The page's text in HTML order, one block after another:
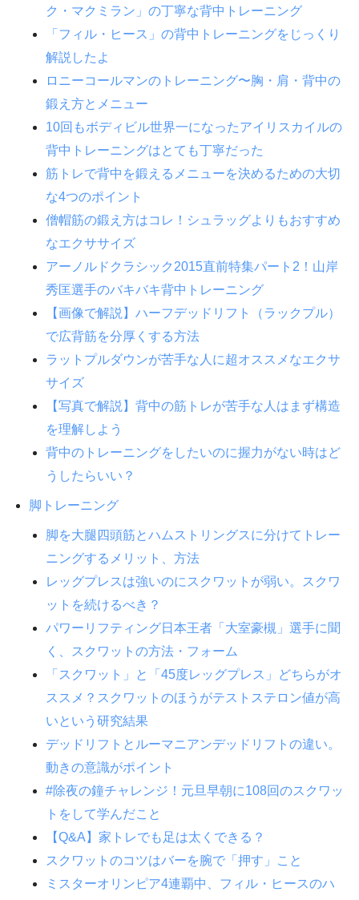
ク・マクミラン」の丁寧な背中トレーニング
「フィル・ヒース」の背中トレーニングをじっくり
解説したよ
ロニーコールマンのトレーニング〜胸・肩・背中の
鍛え方とメニュー
10回もボディビル世界一になったアイリスカイルの
背中トレーニングはとても丁寧だった
筋トレで背中を鍛えるメニューを決めるための大切
な4つのポイント
僧帽筋の鍛え方はコレ！シュラッグよりもおすすめ
なエクササイズ
アーノルドクラシック2015直前特集パート2！山岸
秀匡選手のバキバキ背中トレーニング
【画像で解説】ハーフデッドリフト（ラックプル）
で広背筋を分厚くする方法
ラットプルダウンが苦手な人に超オススメなエクサ
サイズ
【写真で解説】背中の筋トレが苦手な人はまず構造
を理解しよう
背中のトレーニングをしたいのに握力がない時はど
うしたらいい？
脚トレーニング
脚を大腿四頭筋とハムストリングスに分けてトレー
ニングするメリット、方法
レッグプレスは強いのにスクワットが弱い。スクワ
ットを続けるべき？
パワーリフティング日本王者「大室豪槻」選手に聞
く、スクワットの方法・フォーム
「スクワット」と「45度レッグプレス」どちらがオ
ススメ？スクワットのほうがテストステロン値が高
いという研究結果
デッドリフトとルーマニアンデッドリフトの違い。
動きの意識がポイント
#除夜の鐘チャレンジ！元旦早朝に108回のスクワッ
トをして学んだこと
【Q&A】家トレでも足は太くできる？
スクワットのコツはバーを腕で「押す」こと
ミスターオリンピア4連覇中、フィル・ヒースのハ